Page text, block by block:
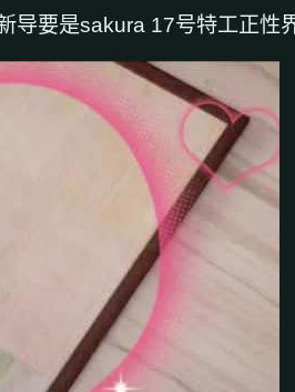
导要是sakura 17号特工正性